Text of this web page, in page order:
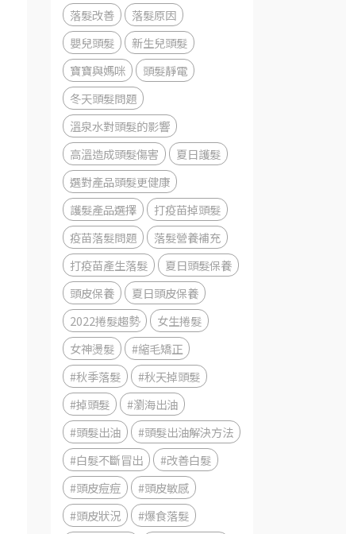
落髮改善
落髮原因
嬰兒頭髮
新生兒頭髮
寶寶與媽咪
頭髮靜電
冬天頭髮問題
溫泉水對頭髮的影響
高溫造成頭髮傷害
夏日護髮
選對產品頭髮更健康
護髮產品選擇
打疫苗掉頭髮
疫苗落髮問題
落髮營養補充
打疫苗產生落髮
夏日頭髮保養
頭皮保養
夏日頭皮保養
2022捲髮趨勢
女生捲髮
女神燙髮
#縮毛矯正
#秋季落髮
#秋天掉頭髮
#掉頭髮
#瀏海出油
#頭髮出油
#頭髮出油解決方法
#白髮不斷冒出
#改善白髮
#頭皮痘痘
#頭皮敏感
#頭皮狀況
#爆食落髮